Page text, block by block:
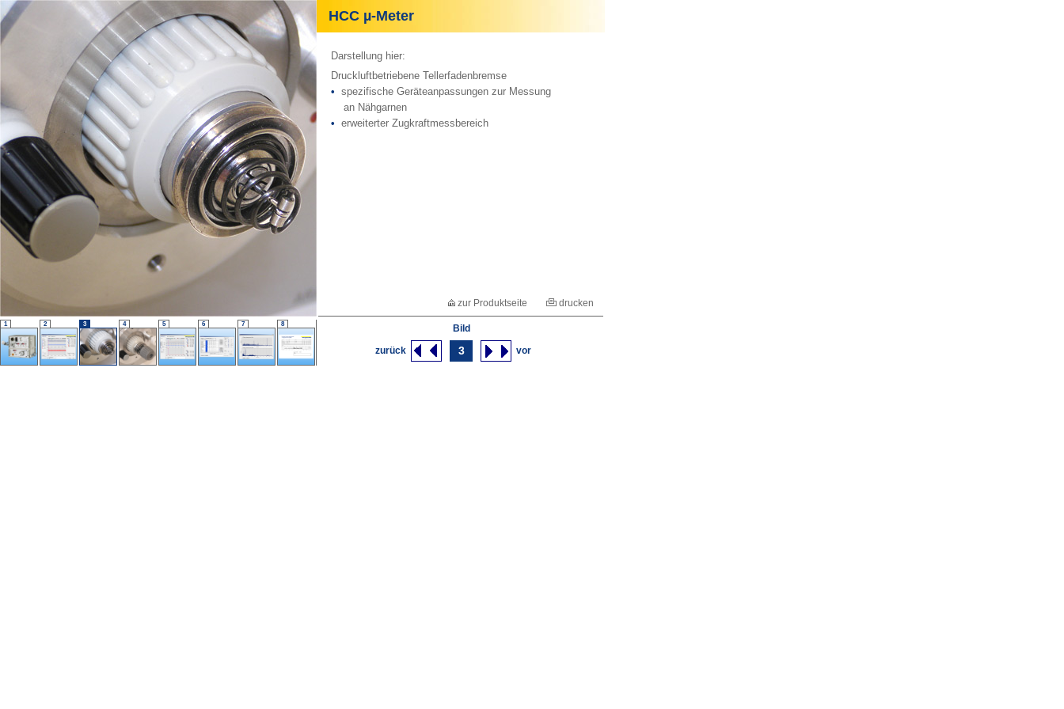
HCC µ-Meter
Darstellung hier:
Druckluftbetriebene Tellerfadenbremse
• spezifische Geräteanpassungen zur Messung
an Nähgarnen
• erweiterter Zugkraftmessbereich
zur Produktseite drucken
1 2 3 4 5 6 7 8
Bild
zurück
3 vor